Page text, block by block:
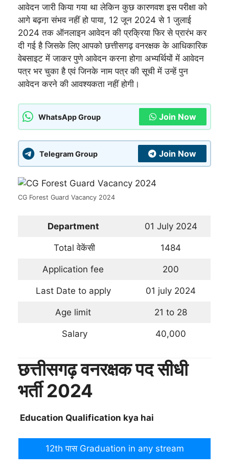
आवेदन जारी किया गया था लेकिन कुछ कारणवश इस परीक्षा को
आगे बढ़ना संभव नहीं हो पाया, 12 जून 2024 से 1 जुलाई
2024 तक ऑनलाइन आवेदन की प्रक्रिया फिर से प्रारंभ कर
दी गई है जिसके लिए आपको छत्तीसगढ़ वनरक्षक के आधिकारिक
वेबसाइट में जाकर पुणे आवेदन करना होगा अभ्यर्थियों में आवेदन
पत्र भर चुका है एवं जिनके नाम पत्र की सूची में उन्हें पुन
आवेदन करने की आवश्यकता नहीं होगी।
WhatsApp Group Join Now
Telegram Group Join Now
CG Forest Guard Vacancy 2024
Department 01 July 2024
Total वेकेंसी 1484
Application fee 200
Last Date to apply 01 july 2024
Age limit 21 to 28
Salary 40,000
छत्तीसगढ़ वनरक्षक पद सीधी
भर्ती 2024
Education Qualification kya hai
12th पास Graduation in any stream